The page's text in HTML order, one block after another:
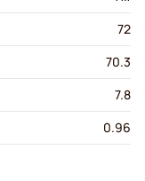
72
70.3
7.8
0.96